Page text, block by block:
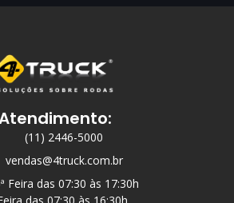
(11) 2446-5000
vendas@4truck.com.br
Feira das 07:30 às 17:30h